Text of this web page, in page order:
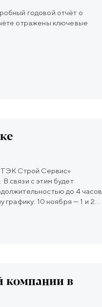
годовой отчёт о
отражены ключевые
Строй Сервис»
связи с этим будет
до 4 часов
10 ноября — 1 и 2
компании в